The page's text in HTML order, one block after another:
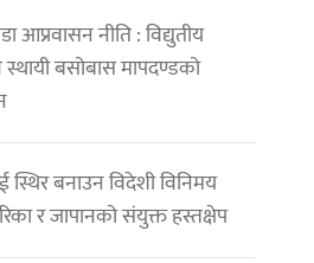
आप्रवासन नीति : विद्युतीय
स्थायी बसोबास मापदण्डको
स्थिर बनाउन विदेशी विनिमय
र जापानको संयुक्त हस्तक्षेप